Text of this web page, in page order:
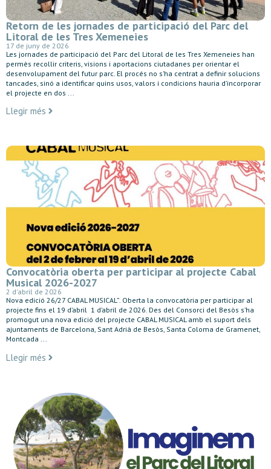
Retorn de les jornades de participació del Parc del
Litoral de les Tres Xemeneies
17 de juny de 2026
Les jornades de participació del Parc del Litoral de les Tres Xemeneies han
permès recollir criteris, visions i aportacions ciutadanes per orientar el
desenvolupament del futur parc. El procés no s’ha centrat a definir solucions
tancades, sinó a identificar quins usos, valors i condicions hauria d’incorporar
el projecte en dos ...
Llegir més
Convocatòria oberta per participar al projecte Cabal
Musical 2026-2027
2 d'abril de 2026
Nova edició 26/27 CABAL MUSICAL”. Oberta la convocatòria per participar al
projecte fins el 19 d’abril 1 d’abril de 2026. Des del Consorci del Besòs s’ha
promogut una nova edició del projecte CABAL MUSICAL amb el suport dels
ajuntaments de Barcelona, Sant Adrià de Besòs, Santa Coloma de Gramenet,
Montcada ...
Llegir més